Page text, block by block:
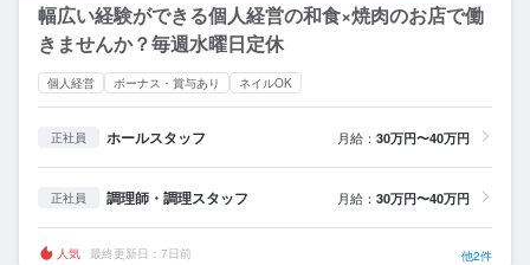
幅広い経験ができる個人経営の和食×焼肉のお店で働
きませんか？毎週水曜日定休
個人経営 ボーナス・賞与あり ネイルOK
正社員 ホールスタッフ 月給： 30万円〜40万円
正社員 調理師・調理スタッフ 月給： 30万円〜40万円
人気 最終更新日：7日前 他2件